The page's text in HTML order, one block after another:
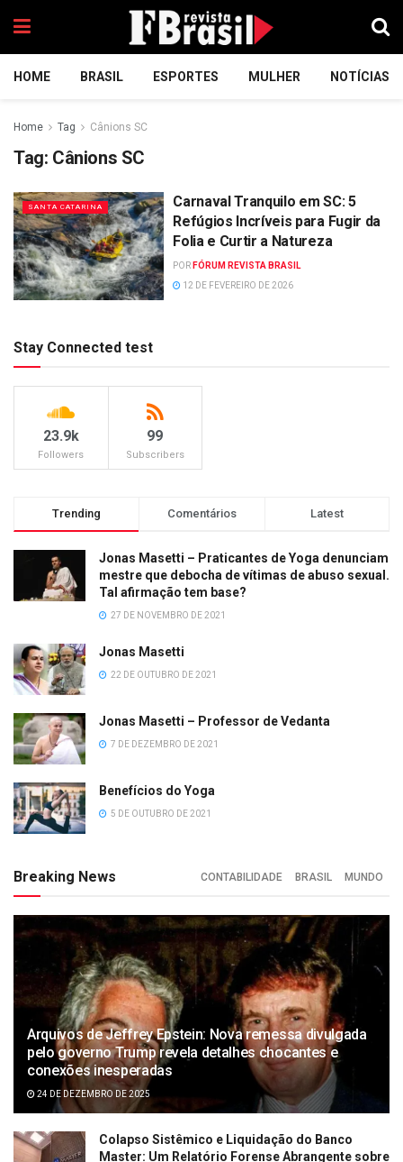
HOME BRASIL ESPORTES MULHER NOTÍCIAS
Home Tag Cânions SC
Tag: Cânions SC
SANTA CATARINA
Carnaval Tranquilo em SC: 5
Refúgios Incríveis para Fugir da
Folia e Curtir a Natureza
POR FÓRUM REVISTA BRASIL
12 DE FEVEREIRO DE 2026
Stay Connected test
23.9k
Followers
99
Subscribers
Trending Comentários Latest
Jonas Masetti – Praticantes de Yoga denunciam
mestre que debocha de vítimas de abuso sexual.
Tal afirmação tem base?
27 DE NOVEMBRO DE 2021
Jonas Masetti
22 DE OUTUBRO DE 2021
Jonas Masetti – Professor de Vedanta
7 DE DEZEMBRO DE 2021
Benefícios do Yoga
5 DE OUTUBRO DE 2021
Breaking News CONTABILIDADE BRASIL MUNDO
Arquivos de Jeffrey Epstein: Nova remessa divulgada
pelo governo Trump revela detalhes chocantes e
conexões inesperadas
24 DE DEZEMBRO DE 2025
Colapso Sistêmico e Liquidação do Banco
Master: Um Relatório Forense Abrangente sobre